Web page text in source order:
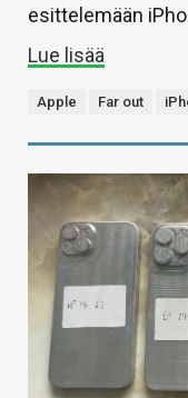
esittelemään
Lue lisää
Apple Far out